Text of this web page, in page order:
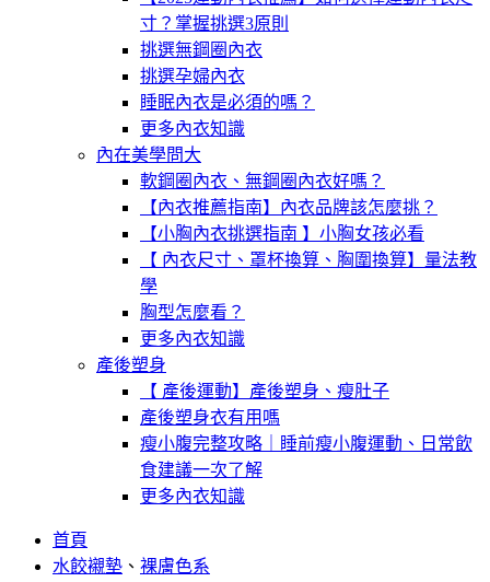
寸？掌握挑選3原則
挑選無鋼圈內衣
挑選孕婦內衣
睡眠內衣是必須的嗎？
更多內衣知識
內在美學問大
軟鋼圈內衣、無鋼圈內衣好嗎？
【內衣推薦指南】內衣品牌該怎麼挑？
【小胸內衣挑選指南 】小胸女孩必看
【 內衣尺寸、罩杯換算、胸圍換算】量法教
學
胸型怎麼看？
更多內衣知識
產後塑身
【 產後運動】產後塑身、瘦肚子
產後塑身衣有用嗎
瘦小腹完整攻略｜睡前瘦小腹運動、日常飲
食建議一次了解
更多內衣知識
首頁
水餃襯墊 、 裸膚色系